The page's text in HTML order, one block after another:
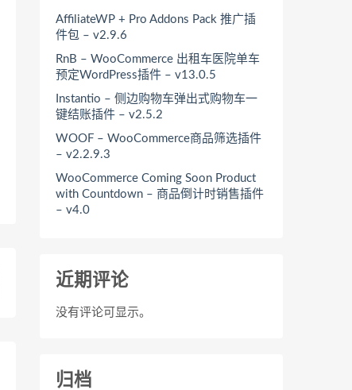
AffiliateWP + Pro Addons Pack 推广插
件包 – v2.9.6
RnB – WooCommerce 出租车医院单车
预定WordPress插件 – v13.0.5
Instantio – 侧边购物车弹出式购物车一
键结账插件 – v2.5.2
WOOF – WooCommerce商品筛选插件
– v2.2.9.3
WooCommerce Coming Soon Product
with Countdown – 商品倒计时销售插件
– v4.0
近期评论
没有评论可显示。
归档